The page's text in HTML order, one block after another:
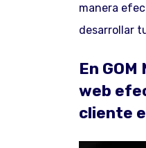
manera
desarrollar
En
web
cliente